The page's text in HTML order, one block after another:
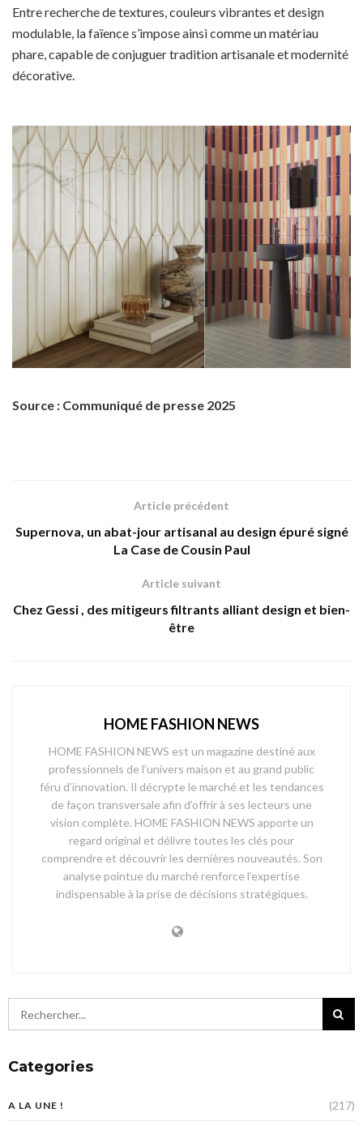
Entre recherche de textures, couleurs vibrantes et design
modulable, la faïence s’impose ainsi comme un matériau
phare, capable de conjuguer tradition artisanale et modernité
décorative.
Source : Communiqué de presse 2025
Article précédent
Supernova, un abat-jour artisanal au design épuré signé
La Case de Cousin Paul
Article suivant
Chez Gessi , des mitigeurs filtrants alliant design et bien-
être
HOME FASHION NEWS
HOME FASHION NEWS est un magazine destiné aux
professionnels de l’univers maison et au grand public
féru d’innovation. Il décrypte le marché et les tendances
de façon transversale afin d’offrir à ses lecteurs une
vision complète. HOME FASHION NEWS apporte un
regard original et délivre toutes les clés pour
comprendre et découvrir les dernières nouveautés. Son
analyse pointue du marché renforce l’expertise
indispensable à la prise de décisions stratégiques.
Categories
A LA UNE ! (217)